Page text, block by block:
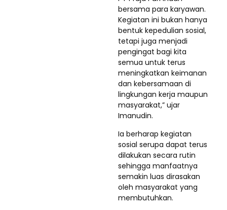
bersama para karyawan.
Kegiatan ini bukan hanya
bentuk kepedulian sosial,
tetapi juga menjadi
pengingat bagi kita
semua untuk terus
meningkatkan keimanan
dan kebersamaan di
lingkungan kerja maupun
masyarakat,” ujar
Imanudin.
Ia berharap kegiatan
sosial serupa dapat terus
dilakukan secara rutin
sehingga manfaatnya
semakin luas dirasakan
oleh masyarakat yang
membutuhkan.